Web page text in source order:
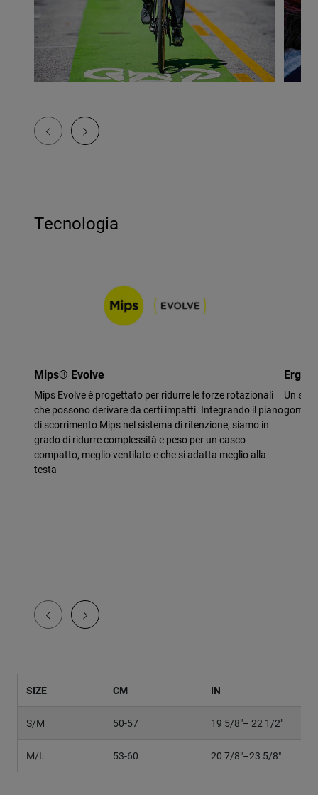
Tecnologia
Mips® Evolve
Mips Evolve è progettato per ridurre le forze rotazionali
che possono derivare da certi impatti. Integrando il piano
di scorrimento Mips nel sistema di ritenzione, siamo in
grado di ridurre complessità e peso per un casco
compatto, meglio ventilato e che si adatta meglio alla
testa
Ergo
Un
SIZE CM IN
S/M 50-57 19 5/8"– 22 1/2"
M/L 53-60 20 7/8"–23 5/8"